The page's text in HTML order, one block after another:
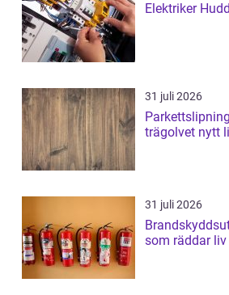
Elektriker
31 juli 2026
Parkettslipning
trägolvet nytt
31 juli 2026
som räddar